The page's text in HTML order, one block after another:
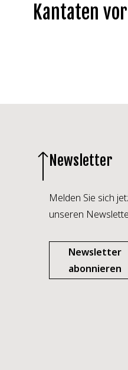
Kantaten
Newsletter
Melden Sie sich
unseren
Newsletter
abonnieren